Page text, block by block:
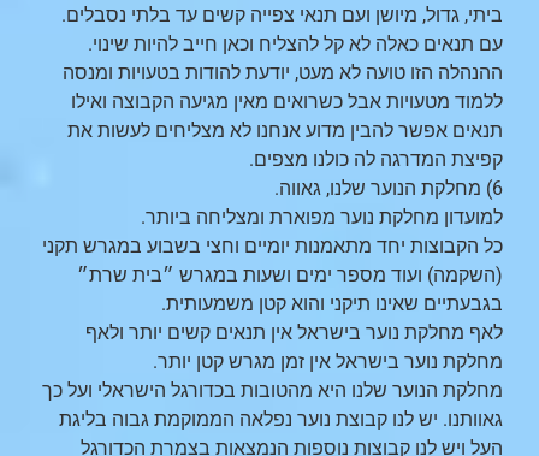
ביתי, גדול, מיושן ועם תנאי צפייה קשים עד בלתי נסבלים.
עם תנאים כאלה לא קל להצליח וכאן חייב להיות שינוי.
ההנהלה הזו טועה לא מעט, יודעת להודות בטעויות ומנסה
ללמוד מטעויות אבל כשרואים מאין מגיעה הקבוצה ואילו
תנאים אפשר להבין מדוע אנחנו לא מצליחים לעשות את
קפיצת המדרגה לה כולנו מצפים.
6) מחלקת הנוער שלנו, גאווה.
למועדון מחלקת נוער מפוארת ומצליחה ביותר.
כל הקבוצות יחד מתאמנות יומיים וחצי בשבוע במגרש תקני
(השקמה) ועוד מספר ימים ושעות במגרש ״בית שרת״
בגבעתיים שאינו תיקני והוא קטן משמעותית.
לאף מחלקת נוער בישראל אין תנאים קשים יותר ולאף
מחלקת נוער בישראל אין זמן מגרש קטן יותר.
מחלקת הנוער שלנו היא מהטובות בכדורגל הישראלי ועל כך
גאוותנו. יש לנו קבוצת נוער נפלאה הממוקמת גבוה בליגת
העל ויש לנו קבוצות נוספות הנמצאות בצמרת הכדורגל